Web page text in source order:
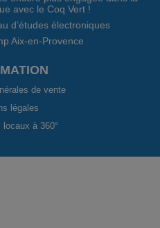
avec le Coq Vert !
d’études électroniques
Aix-en-Provence
de vente
légales
à 360°